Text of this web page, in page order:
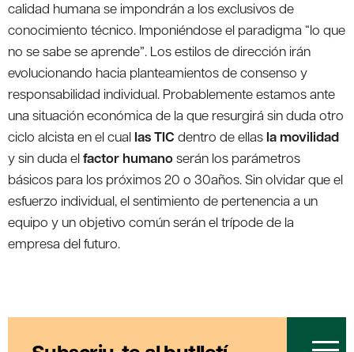
calidad humana se impondrán a los exclusivos de
conocimiento técnico. Imponiéndose el paradigma “lo que
no se sabe se aprende”. Los estilos de dirección irán
evolucionando hacia planteamientos de consenso y
responsabilidad individual. Probablemente estamos ante
una situación económica de la que resurgirá sin duda otro
ciclo alcista en el cual las TIC dentro de ellas la movilidad
y sin duda elfactor humanoserán los parámetros
básicos para los próximos 20 o 30años. Sin olvidar que el
esfuerzo individual, el sentimiento de pertenencia a un
equipo y un objetivo común serán el trípode de la
empresa del futuro.